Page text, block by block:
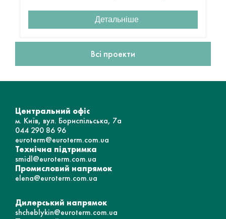
Детальніше
Всі проекти
Центральний офіс
м. Київ, вул. Бориспільська, 7а
044 290 86 96
euroterm@euroterm.com.ua
Технічна підтримка
smidl@euroterm.com.ua
Промисловий напрямок
elena@euroterm.com.ua
Дилерський напрямок
shcheblykin@euroterm.com.ua